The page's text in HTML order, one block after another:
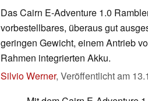
Das Cairn E-Adventure 1.0
vorbestellbares, überaus gut
geringen Gewicht, einem Antrieb
Rahmen integrierten Akku.
Silvio Werner, Veröffentlicht am